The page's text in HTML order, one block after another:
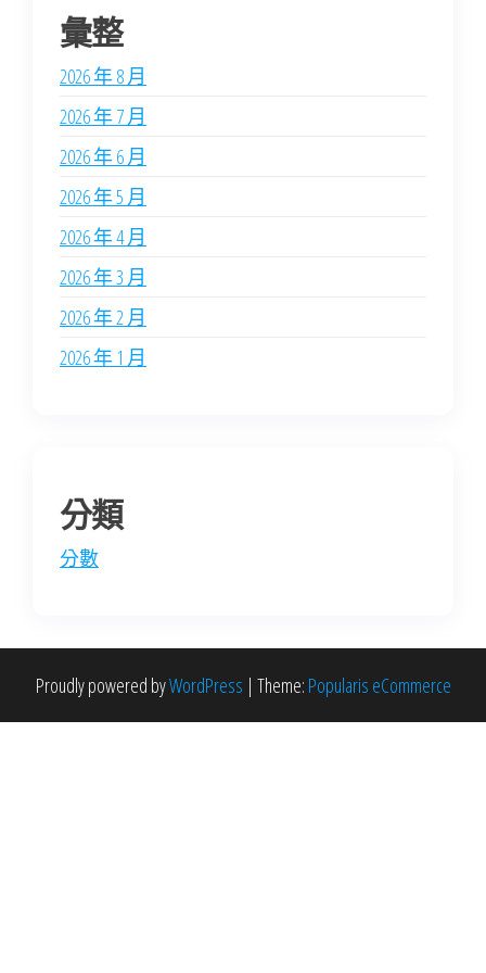
彙整
2026 年 8 月
2026 年 7 月
2026 年 6 月
2026 年 5 月
2026 年 4 月
2026 年 3 月
2026 年 2 月
2026 年 1 月
分類
分數
Proudly powered byWordPress | Theme: Popularis eCommerce